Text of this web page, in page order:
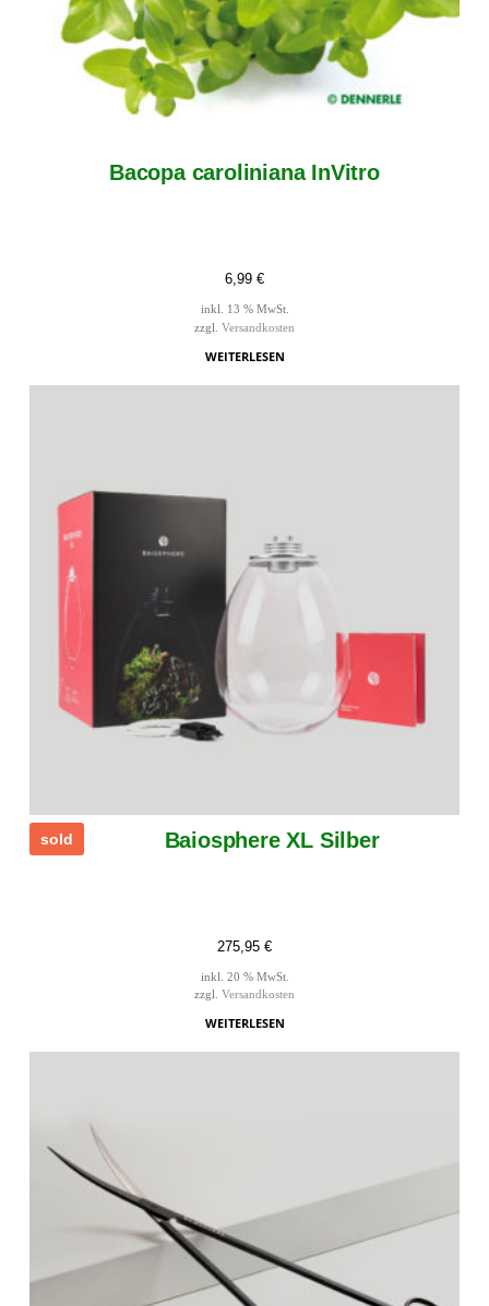
Bacopa caroliniana InVitro
6,99 €
inkl. 13 % MwSt.
zzgl. Versandkosten
WEITERLESEN
sold Baiosphere XL Silber
275,95 €
inkl. 20 % MwSt.
zzgl. Versandkosten
WEITERLESEN